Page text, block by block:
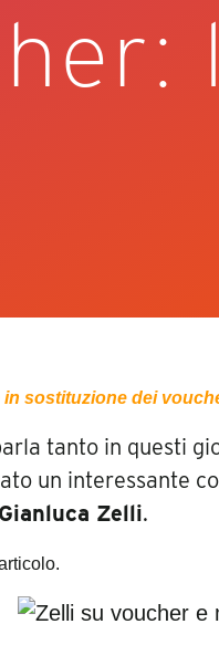
in sostituzione dei
tanto in questi
un interessante
Gianluca Zelli.